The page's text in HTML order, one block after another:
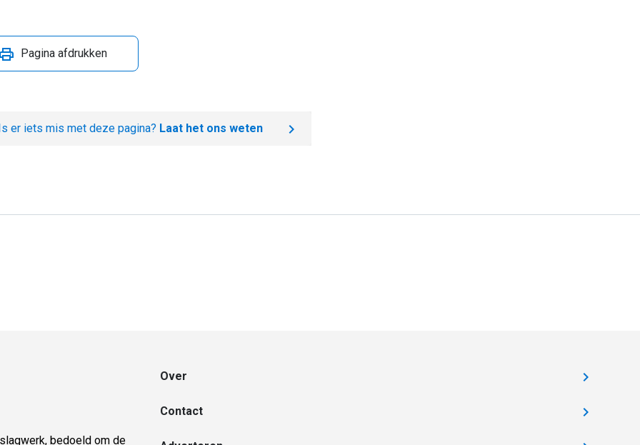
Pagina afdrukken
er iets mis met deze pagina? Laat het ons weten
bedoeld om de
Over
Contact